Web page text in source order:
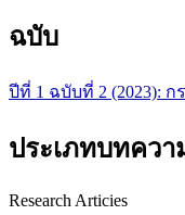
ฉบับ
ปีที่ 1 ฉบับที่ 2 (2023):
ประเภทบทควา
Research Articies